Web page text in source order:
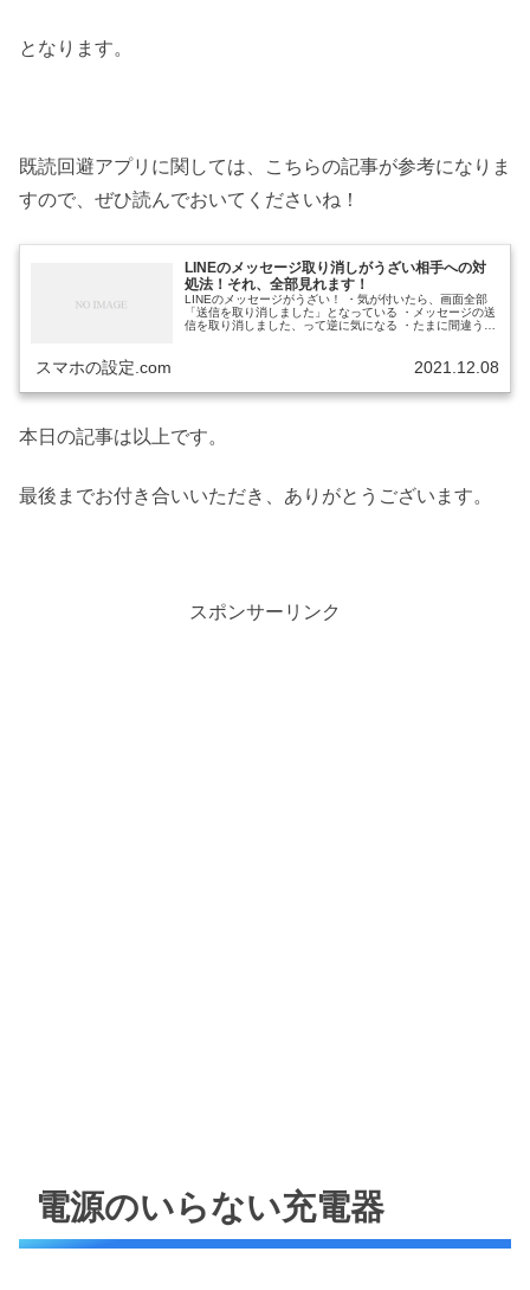
となります。
既読回避アプリに関しては、こちらの記事が参考になりま
すので、ぜひ読んでおいてくださいね！
LINEのメッセージ取り消しがうざい相手への対
処法！それ、全部見れます！
LINEのメッセージがうざい！ ・気が付いたら、画面全部
「送信を取り消しました」となっている ・メッセージの送
信を取り消しました、って逆に気になる ・たまに間違うの
スマホの設定.com 2021.12.08
本日の記事は以上です。
最後までお付き合いいただき、ありがとうございます。
スポンサーリンク
電源のいらない充電器